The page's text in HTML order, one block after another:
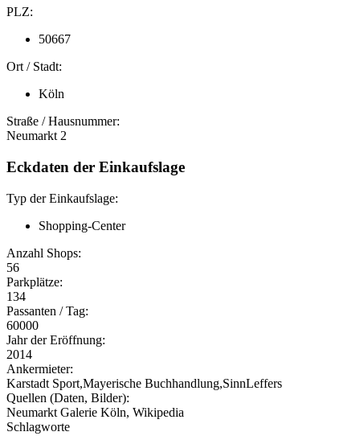
PLZ:
50667
Ort / Stadt:
Köln
Straße / Hausnummer:
Neumarkt 2
Eckdaten der Einkaufslage
Typ der Einkaufslage:
Shopping-Center
Anzahl Shops:
56
Parkplätze:
134
Passanten / Tag:
60000
Jahr der Eröffnung:
2014
Ankermieter:
Karstadt Sport,Mayerische Buchhandlung,SinnLeffers
Quellen (Daten, Bilder):
Neumarkt Galerie Köln, Wikipedia
Schlagworte